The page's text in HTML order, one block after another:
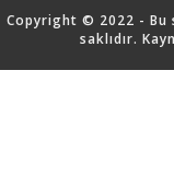
Copyright © 2022 - Bu
saklıdır.